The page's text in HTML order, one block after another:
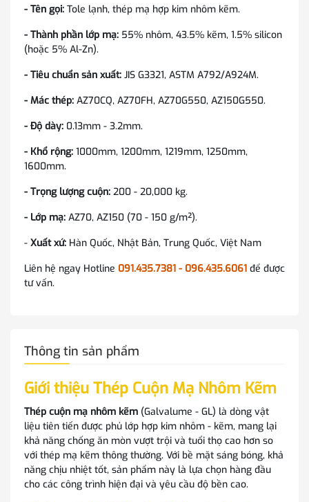
- Tên gọi: Tole lạnh, thép mạ hợp kim nhôm kẽm.
- Thành phần lớp mạ: 55% nhôm, 43.5% kẽm, 1.5% silicon
(hoặc 5% Al-Zn).
- Tiêu chuẩn sản xuất: JIS G3321, ASTM A792/A924M.
- Mác thép: AZ70CQ, AZ70FH, AZ70G550, AZ150G550.
- Độ dày: 0.13mm - 3.2mm.
- Khổ rộng: 1000mm, 1200mm, 1219mm, 1250mm,
1600mm.
- Trọng lượng cuộn: 200 - 20,000 kg.
- Lớp mạ: AZ70, AZ150 (70 - 150 g/m²).
- Xuất xứ: Hàn Quốc, Nhật Bản, Trung Quốc, Việt Nam
Liên hệ ngay Hotline 091.435.7381 - 096.435.6061 để được
tư vấn.
Thông tin sản phẩm
Giới thiệu Thép Cuộn Mạ Nhôm Kẽm
Thép cuộn mạ nhôm kẽm (Galvalume - GL) là dòng vật
liệu tiên tiến được phủ lớp hợp kim nhôm - kẽm, mang lại
khả năng chống ăn mòn vượt trội và tuổi thọ cao hơn so
với thép mạ kẽm thông thường. Với bề mặt sáng bóng, khả
năng chịu nhiệt tốt, sản phẩm này là lựa chọn hàng đầu
cho các công trình hiện đại và yêu cầu độ bền cao.